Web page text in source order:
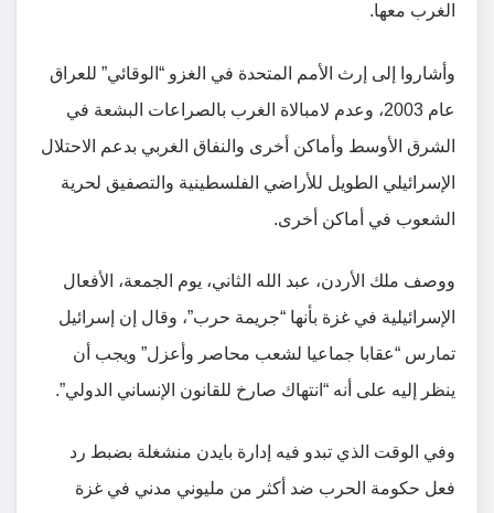
الغرب معها.
وأشاروا إلى إرث الأمم المتحدة في الغزو “الوقائي” للعراق
عام 2003، وعدم لامبالاة الغرب بالصراعات البشعة في
الشرق الأوسط وأماكن أخرى والنفاق الغربي بدعم الاحتلال
الإسرائيلي الطويل للأراضي الفلسطينية والتصفيق لحرية
الشعوب في أماكن أخرى.
ووصف ملك الأردن، عبد الله الثاني، يوم الجمعة، الأفعال
الإسرائيلية في غزة بأنها “جريمة حرب”، وقال إن إسرائيل
تمارس “عقابا جماعيا لشعب محاصر وأعزل” ويجب أن
ينظر إليه على أنه “انتهاك صارخ للقانون الإنساني الدولي”.
وفي الوقت الذي تبدو فيه إدارة بايدن منشغلة بضبط رد
فعل حكومة الحرب ضد أكثر من مليوني مدني في غزة